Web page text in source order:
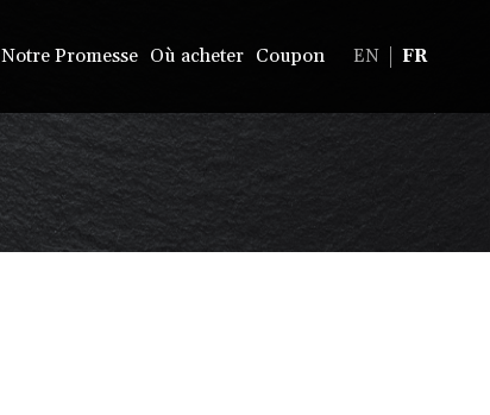
Notre Promesse Où acheter Coupon EN FR